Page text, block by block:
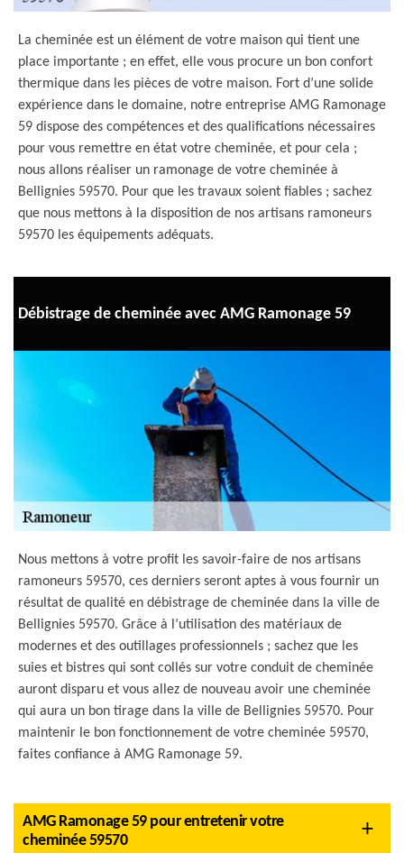
La cheminée est un élément de votre maison qui tient une
place importante ; en effet, elle vous procure un bon confort
thermique dans les pièces de votre maison. Fort d’une solide
expérience dans le domaine, notre entreprise AMG Ramonage
59 dispose des compétences et des qualifications nécessaires
pour vous remettre en état votre cheminée, et pour cela ;
nous allons réaliser un ramonage de votre cheminée à
Bellignies 59570. Pour que les travaux soient fiables ; sachez
que nous mettons à la disposition de nos artisans ramoneurs
59570 les équipements adéquats.
Débistrage de cheminée avec AMG Ramonage 59
Nous mettons à votre profit les savoir-faire de nos artisans
ramoneurs 59570, ces derniers seront aptes à vous fournir un
résultat de qualité en débistrage de cheminée dans la ville de
Bellignies 59570. Grâce à l’utilisation des matériaux de
modernes et des outillages professionnels ; sachez que les
suies et bistres qui sont collés sur votre conduit de cheminée
auront disparu et vous allez de nouveau avoir une cheminée
qui aura un bon tirage dans la ville de Bellignies 59570. Pour
maintenir le bon fonctionnement de votre cheminée 59570,
faites confiance à AMG Ramonage 59.
AMG Ramonage 59 pour entretenir votre
cheminée 59570